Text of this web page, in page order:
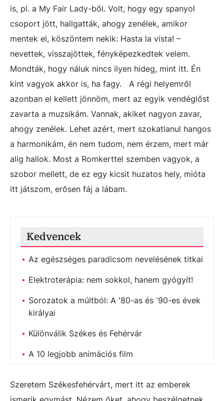
is, pl. a My Fair Lady-ből. Volt, hogy egy spanyol
csoport jött, hallgatták, ahogy zenélek, amikor
mentek el, köszöntem nekik: Hasta la vista! –
nevettek, visszajöttek, fényképezkedtek velem.
Mondták, hogy náluk nincs ilyen hideg, mint itt. Én
kint vagyok akkor is, ha fagy. A régi helyemről
azonban el kellett jönnöm, mert az egyik vendéglőst
zavarta a muzsikám. Vannak, akiket nagyon zavar,
ahogy zenélek. Lehet azért, mert szokatlanul hangos
a harmonikám, én nem tudom, nem érzem, mert már
alig hallok. Most a Romkerttel szemben vagyok, a
szobor mellett, de ez egy kicsit huzatos hely, mióta
itt játszom, erősen fáj a lábam.
Kedvencek
Az egészséges paradicsom nevelésének titkai
Elektroterápia: nem sokkol, hanem gyógyít!
Sorozatok a múltból: A '80-as és '90-es évek
királyai
Különválik Székes és Fehérvár
A 10 legjobb animációs film
Szeretem Székesfehérvárt, mert itt az emberek